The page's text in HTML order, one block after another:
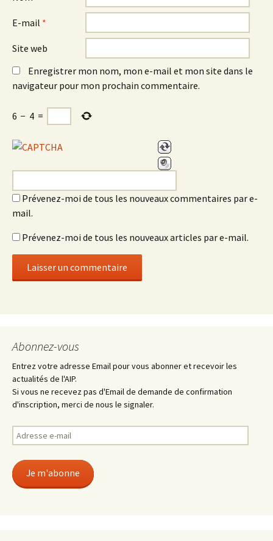
E-mail *
Site web
Enregistrer mon nom, mon e-mail et mon site dans le
navigateur pour mon prochain commentaire.
6 − 4 =
Prévenez-moi de tous les nouveaux commentaires par e-
mail.
Prévenez-moi de tous les nouveaux articles par e-mail.
Abonnez-vous
Entrez votre adresse Email pour vous abonner et recevoir les
actualités de l'AIP.
Si vous ne recevez pas d'Email de demande de confirmation
d'inscription, merci de nous le signaler.
Adresse
e-
Je m'abonne